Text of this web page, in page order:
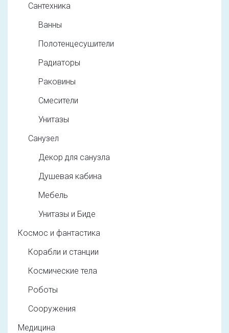
Сантехника
Ванны
Полотенцесушители
Радиаторы
Раковины
Смесители
Унитазы
Санузел
Декор для санузла
Душевая кабина
Мебель
Унитазы и Биде
Космос и фантастика
Корабли и станции
Космические тела
Роботы
Сооружения
Медицина